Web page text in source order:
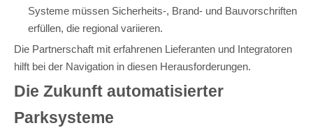
Systeme müssen Sicherheits-, Brand- und Bauvorschriften
erfüllen, die regional variieren.
Die Partnerschaft mit erfahrenen Lieferanten und Integratoren
hilft bei der Navigation in diesen Herausforderungen.
Die Zukunft automatisierter
Parksysteme